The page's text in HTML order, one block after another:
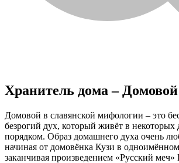
Хранитель дома – Домовой
Домовой в славянской мифологии – это
безрогий дух, который живёт в некоторых
порядком. Образ домашнего духа очень
начиная от домовёнка Кузи в
заканчивая произведением «Русский